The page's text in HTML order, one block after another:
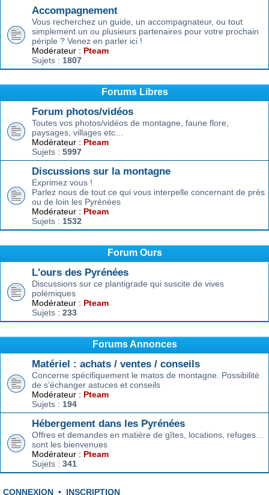
Accompagnement
Vous recherchez un guide, un accompagnateur, ou tout
simplement un ou plusieurs partenaires pour votre prochain
périple ? Venez en parler ici !
Modérateur : Pteam
Sujets : 1807
Forums Libres
Forum photos/vidéos
Toutes vos photos/vidéos de montagne, faune flore,
paysages, villages etc…
Modérateur : Pteam
Sujets : 5997
Discussions sur la montagne
Exprimez vous !
Parlez nous de tout ce qui vous interpelle concernant de près
ou de loin les Pyrénées
Modérateur : Pteam
Sujets : 1532
Forum Ours
L'ours des Pyrénées
Discussions sur ce plantigrade qui suscite de vives
polémiques
Modérateur : Pteam
Sujets : 233
Forums Annonces
Matériel : achats / ventes / conseils
Concerne spécifiquement le matos de montagne. Possibilité
de s’échanger astuces et conseils
Modérateur : Pteam
Sujets : 194
Hébergement dans les Pyrénées
Offres et demandes en matière de gîtes, locations, refuges…
sont les bienvenues
Modérateur : Pteam
Sujets : 341
CONNEXION • INSCRIPTION